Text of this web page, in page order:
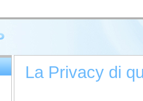
La Privacy di